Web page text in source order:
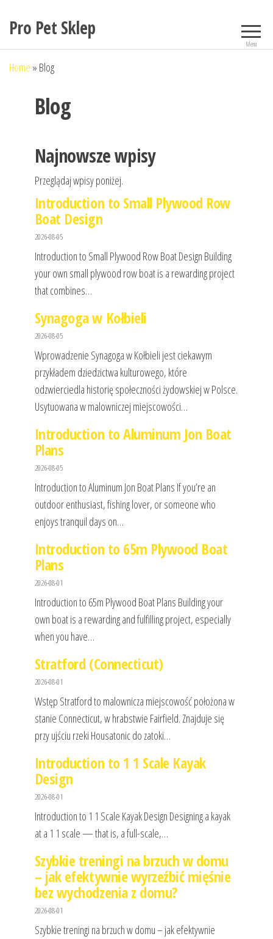
Pro Pet Sklep
Menu
Home » Blog
Blog
Najnowsze wpisy
Przeglądaj wpisy poniżej.
Introduction to Small Plywood Row
Boat Design
2026-08-05
Introduction to Small Plywood Row Boat Design Building
your own small plywood row boat is a rewarding project
that combines…
Synagoga w Kołbieli
2026-08-05
Wprowadzenie Synagoga w Kołbieli jest ciekawym
przykładem dziedzictwa kulturowego, które
odzwierciedla historię społeczności żydowskiej w Polsce.
Usytuowana w malowniczej miejscowości…
Introduction to Aluminum Jon Boat
Plans
2026-08-05
Introduction to Aluminum Jon Boat Plans If you’re an
outdoor enthusiast, fishing lover, or someone who
enjoys tranquil days on…
Introduction to 65m Plywood Boat
Plans
2026-08-01
Introduction to 65m Plywood Boat Plans Building your
own boat is a rewarding and fulfilling project, especially
when you have…
Stratford (Connecticut)
2026-08-01
Wstęp Stratford to malownicza miejscowość położona w
stanie Connecticut, w hrabstwie Fairfield. Znajduje się
przy ujściu rzeki Housatonic do zatoki…
Introduction to 1 1 Scale Kayak
Design
2026-08-01
Introduction to 1 1 Scale Kayak Design Designing a kayak
at a 1 1 scale — that is, a full-scale,…
Szybkie treningi na brzuch w domu
– jak efektywnie wyrzeźbić mięśnie
bez wychodzenia z domu?
2026-08-01
Szybkie treningi na brzuch w domu – jak efektywnie